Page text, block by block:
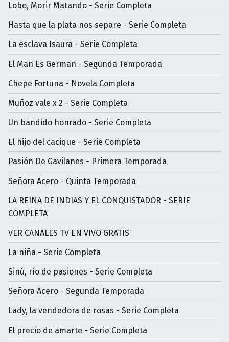
Lobo, Morir Matando - Serie Completa
Hasta que la plata nos separe - Serie Completa
La esclava Isaura - Serie Completa
El Man Es German - Segunda Temporada
Chepe Fortuna - Novela Completa
Muñoz vale x 2 - Serie Completa
Un bandido honrado - Serie Completa
El hijo del cacique - Serie Completa
Pasión De Gavilanes - Primera Temporada
Señora Acero - Quinta Temporada
LA REINA DE INDIAS Y EL CONQUISTADOR - SERIE
COMPLETA
VER CANALES TV EN VIVO GRATIS
La niña - Serie Completa
Sinú, río de pasiones - Serie Completa
Señora Acero - Segunda Temporada
Lady, la vendedora de rosas - Serie Completa
El precio de amarte - Serie Completa